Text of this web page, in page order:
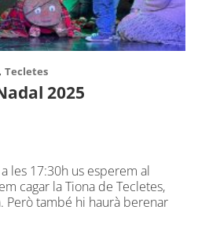
Tecletes
2025
les 17:30h us esperem al
cagar la Tiona de Tecletes,
Però també hi haurà berenar